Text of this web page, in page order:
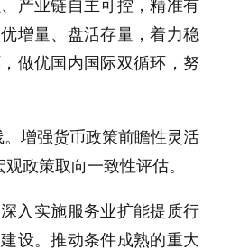
产业链自主可控，精准有
增量、盘活存量，着力稳
做优国内国际双循环，努
增强货币政策前瞻性灵活
政策取向一致性评估。
入实施服务业扩能提质行
设。推动条件成熟的重大